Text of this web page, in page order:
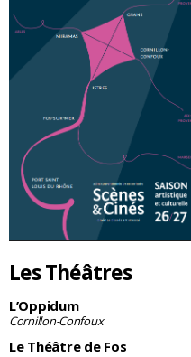
Les Théâtres
L’Oppidum
Cornillon-Confoux
Le Théâtre de Fos